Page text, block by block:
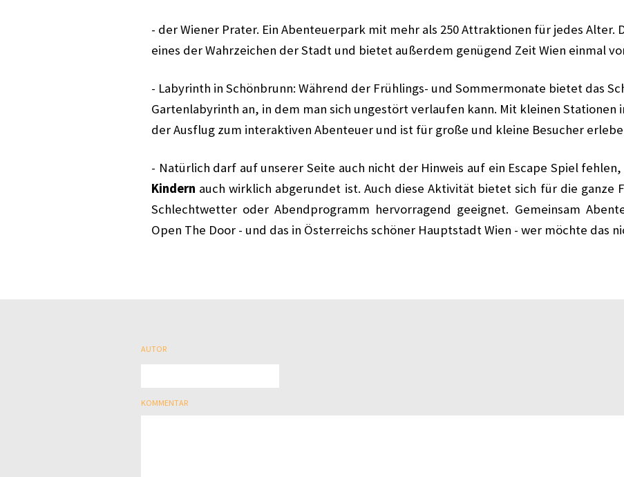
- der Wiener Prater. Ein Abenteuerpark mit mehr als 250 Attraktionen für jedes Alter.
eines der Wahrzeichen der Stadt und bietet außerdem genügend Zeit Wien einmal
- Labyrinth in Schönbrunn: Während der Frühlings- und Sommermonate bietet das
Gartenlabyrinth an, in dem man sich ungestört verlaufen kann. Mit kleinen Stationen
der Ausflug zum interaktiven Abenteuer und ist für große und kleine Besucher
- Natürlich darf auf unserer Seite auch nicht der Hinweis auf ein Escape Spiel
Kindern auch wirklich abgerundet ist. Auch diese Aktivität bietet sich für die ganze
Schlechtwetter oder Abendprogramm hervorragend geeignet. Gemeinsam
Open The Door - und das in Österreichs schöner Hauptstadt Wien - wer möchte das
AUTOR
KOMMENTAR